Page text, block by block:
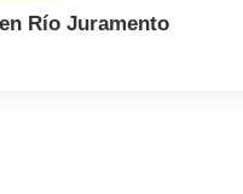
Río Juramento